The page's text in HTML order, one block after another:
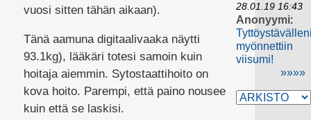
vuosi sitten tähän aikaan).
Tänä aamuna digitaalivaaka näytti
93.1kg), lääkäri totesi samoin kuin
hoitaja aiemmin. Sytostaattihoito on
kova hoito. Parempi, että paino nousee
kuin että se laskisi.
28.01.19 16:43
Anonyymi:
myönnettiin
viisumi!
»»»»